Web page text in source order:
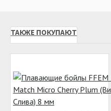
ТАКЖЕ ПОКУПАЮТ